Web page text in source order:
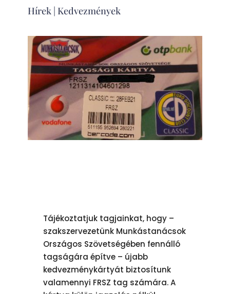
Hírek| Kedvezmények
Tájékoztatjuk tagjainkat, hogy –
szakszervezetünk Munkástanácsok
Országos Szövetségében fennálló
tagságára építve – újabb
kedvezménykártyát biztosítunk
valamennyi FRSZ tag számára. A